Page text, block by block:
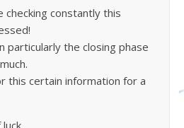
constantly this
particularly the closing phase
this certain information for a